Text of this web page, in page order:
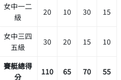
女中一二
級
20 10 30 15
女中三四
五級
30 20 15 10
賽艇總得
分
110 65 70 55